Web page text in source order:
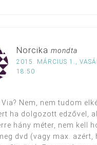
Norcika mondta
2015. MÁRCIUS 1.,
18:50
Nem, nem tudom
ha dolgozott edzővel,
hány méter, nem kell
dvd (vagy max. azért,